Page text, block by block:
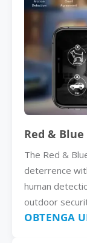
Red &
The Red &
deterrence
human
outdoor
OBTENGA